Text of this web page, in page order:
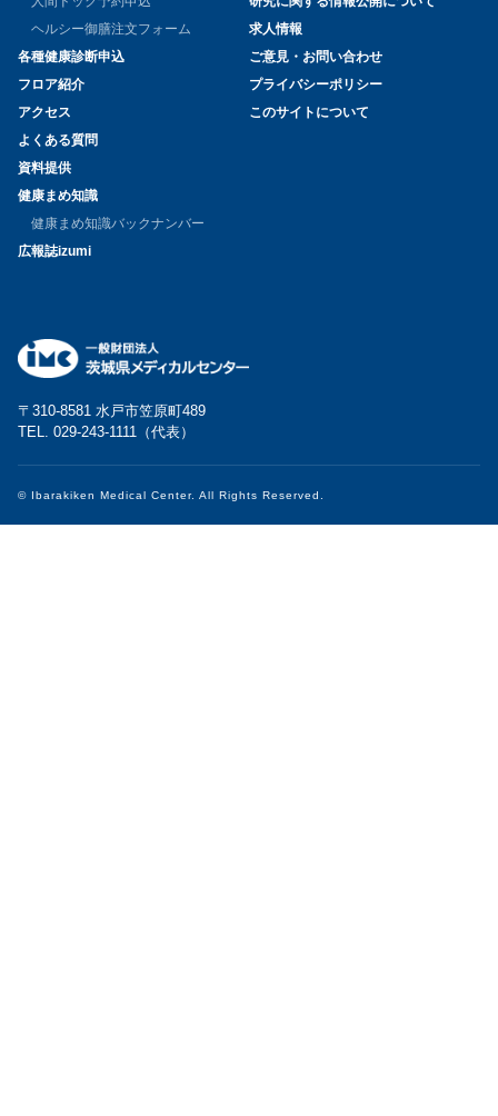
ヘルシー御膳注文フォーム
各種健康診断申込
フロア紹介
アクセス
よくある質問
資料提供
健康まめ知識
健康まめ知識バックナンバー
広報誌izumi
求人情報
ご意見・お問い合わせ
プライバシーポリシー
このサイトについて
〒310-8581 水戸市笠原町489
TEL. 029-243-1111（代表）
© Ibarakiken Medical Center. All Rights Reserved.